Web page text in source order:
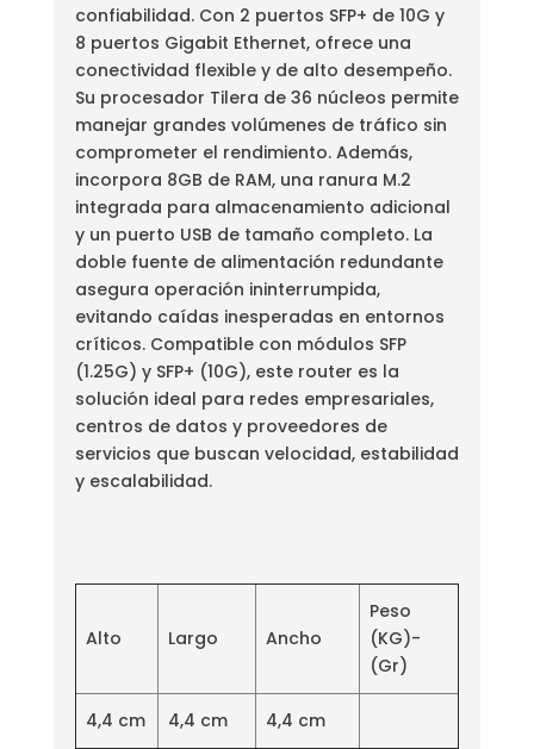
confiabilidad. Con 2 puertos SFP+ de 10G y
8 puertos Gigabit Ethernet, ofrece una
conectividad flexible y de alto desempeño.
Su procesador Tilera de 36 núcleos permite
manejar grandes volúmenes de tráfico sin
comprometer el rendimiento. Además,
incorpora 8GB de RAM, una ranura M.2
integrada para almacenamiento adicional
y un puerto USB de tamaño completo. La
doble fuente de alimentación redundante
asegura operación ininterrumpida,
evitando caídas inesperadas en entornos
críticos. Compatible con módulos SFP
(1.25G) y SFP+ (10G), este router es la
solución ideal para redes empresariales,
centros de datos y proveedores de
servicios que buscan velocidad, estabilidad
y escalabilidad.
Alto Largo Ancho
Peso
(KG)-
(Gr)
4,4 cm 4,4 cm 4,4 cm